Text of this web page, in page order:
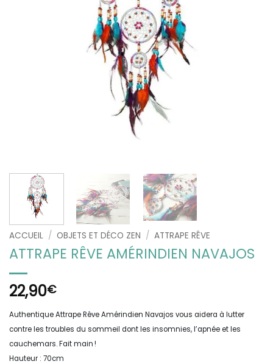
ACCUEIL / OBJETS ET DÉCO ZEN / ATTRAPE RÊVE
ATTRAPE RÊVE AMÉRINDIEN NAVAJOS
22,90€
Authentique Attrape Rêve Amérindien Navajos vous aidera à lutter
contre les troubles du sommeil dont les insomnies, l’apnée et les
cauchemars. Fait main !
Hauteur : 70cm